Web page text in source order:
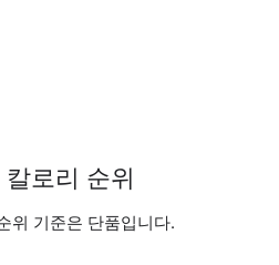
로리 순위
위 기준은 단품입니다.